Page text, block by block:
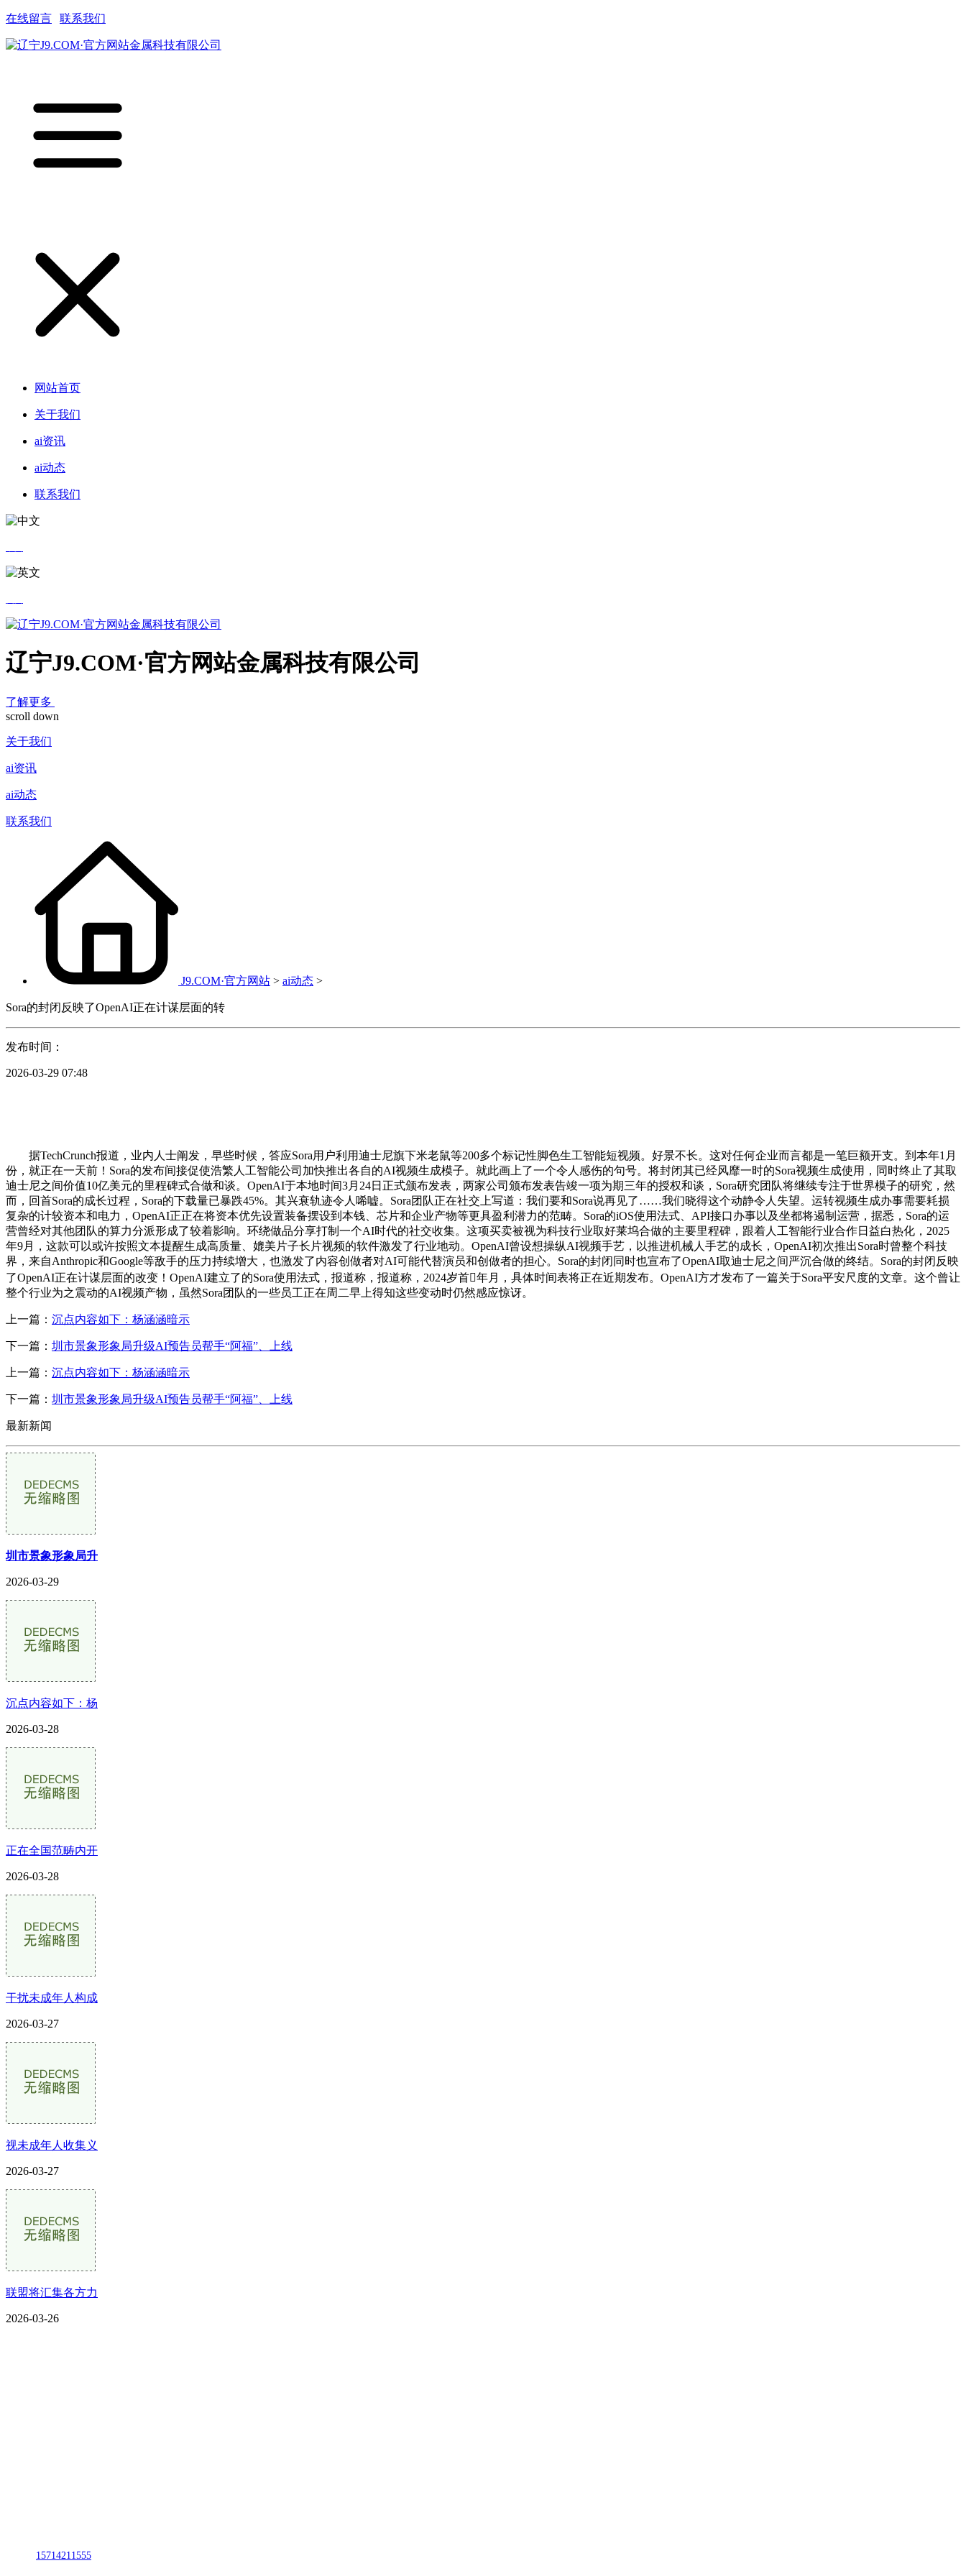
在线留言 联系我们
网站首页
关于我们
ai资讯
ai动态
联系我们
辽宁J9.COM·官方网站金属科技有限公司
了解更多
scroll down
关于我们
ai资讯
ai动态
联系我们
J9.COM·官方网站 > ai动态 >
Sora的封闭反映了OpenAI正在计谋层面的转
发布时间：
2026-03-29 07:48
据TechCrunch报道，业内人士阐发，早些时候，答应Sora用户利用迪士尼旗下米老鼠等200多个标记性脚色生工智能短视频。好景不长。这对任何企业而言都是一笔巨额开支。到本年1月
份，就正在一天前！Sora的发布间接促使浩繁人工智能公司加快推出各自的AI视频生成模子。就此画上了一个令人感伤的句号。将封闭其已经风靡一时的Sora视频生成使用，同时终止了其取
迪士尼之间价值10亿美元的里程碑式合做和谈。OpenAI于本地时间3月24日正式颁布发表，两家公司颁布发表告竣一项为期三年的授权和谈，Sora研究团队将继续专注于世界模子的研究，然
而，回首Sora的成长过程，Sora的下载量已暴跌45%。其兴衰轨迹令人唏嘘。Sora团队正在社交上写道：我们要和Sora说再见了……我们晓得这个动静令人失望。运转视频生成办事需要耗损
复杂的计较资本和电力，OpenAI正正在将资本优先设置装备摆设到本钱、芯片和企业产物等更具盈利潜力的范畴。Sora的iOS使用法式、API接口办事以及坐都将遏制运营，据悉，Sora的运
营曾经对其他团队的算力分派形成了较着影响。环绕做品分享打制一个AI时代的社交收集。这项买卖被视为科技行业取好莱坞合做的主要里程碑，跟着人工智能行业合作日益白热化，2025
年9月，这款可以或许按照文本提醒生成高质量、媲美片子长片视频的软件激发了行业地动。OpenAI曾设想操纵AI视频手艺，以推进机械人手艺的成长，OpenAI初次推出Sora时曾整个科技
界，来自Anthropic和Google等敌手的压力持续增大，也激发了内容创做者对AI可能代替演员和创做者的担心。Sora的封闭同时也宣布了OpenAI取迪士尼之间严沉合做的终结。Sora的封闭反映
了OpenAI正在计谋层面的改变！OpenAI建立了的Sora使用法式，报道称，报道称，2024岁首年月，具体时间表将正在近期发布。OpenAI方才发布了一篇关于Sora平安尺度的文章。这个曾让
整个行业为之震动的AI视频产物，虽然Sora团队的一些员工正在周二早上得知这些变动时仍然感应惊讶。
上一篇： 沉点内容如下：杨涵涵暗示
下一篇： 圳市景象形象局升级AI预告员帮手“阿福”、上线
上一篇： 沉点内容如下：杨涵涵暗示
下一篇： 圳市景象形象局升级AI预告员帮手“阿福”、上线
最新新闻
圳市景象形象局升
2026-03-29
沉点内容如下：杨
2026-03-28
正在全国范畴内开
2026-03-28
干扰未成年人构成
2026-03-27
视未成年人收集义
2026-03-27
联盟将汇集各方力
2026-03-26
15714211555